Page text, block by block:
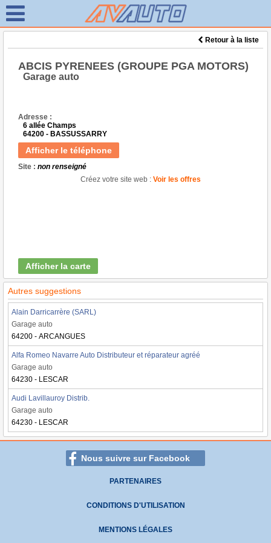
Retour à la liste
ABCIS PYRENEES (GROUPE PGA MOTORS)
Garage auto
Adresse :
6 allée Champs
64200 - BASSUSSARRY
Afficher le téléphone
Site : non renseigné
Créez votre site web : Voir les offres
Afficher la carte
Autres suggestions
Alain Darricarrère (SARL)
Garage auto
64200 - ARCANGUES
Alfa Romeo Navarre Auto Distributeur et réparateur agréé
Garage auto
64230 - LESCAR
Audi Lavillauroy Distrib.
Garage auto
64230 - LESCAR
Nous suivre sur Facebook
PARTENAIRES
CONDITIONS D'UTILISATION
MENTIONS LÉGALES